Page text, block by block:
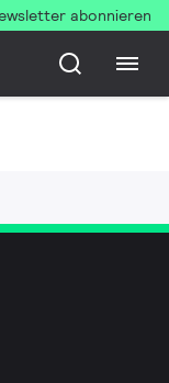
abonnieren